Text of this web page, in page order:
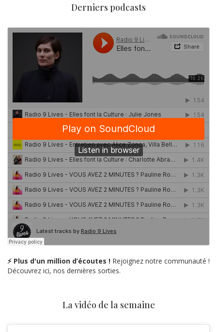
Derniers podcasts
⚡ Plus d'un million d’écoutes ! Rejoignez notre communauté !
Découvrez ici, nos dernières sorties.
La vidéo de la semaine